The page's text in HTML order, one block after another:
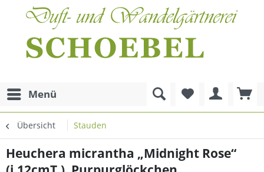
Menü
Übersicht Stauden
Heuchera micrantha „Midnight Rose“